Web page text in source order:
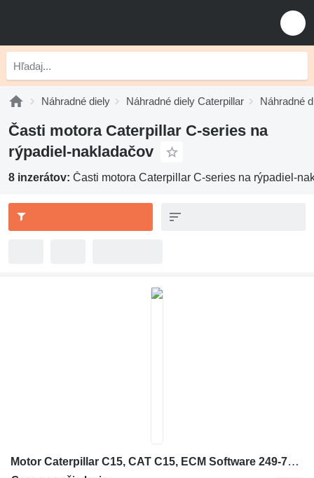
Náhradné diely Náhradné diely Caterpillar Náhradné
Časti motora Caterpillar C-series na
rýpadiel-nakladačov
8 inzerátov: Časti motora Caterpillar C-series na rýpadiel-
Motor Caterpillar C15, CAT C15, ECM Software 249-7615, PERF SPEC 0K-5651, 4 na rýpadla-nakladača Caterpillar